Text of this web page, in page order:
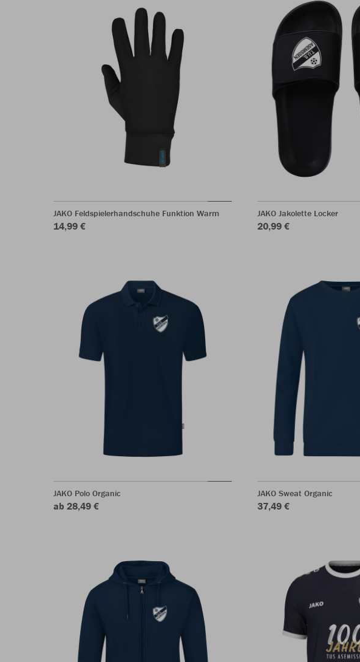
JAKO Feldspielerhandschuhe Funktion Warm
14,99 €
JAKO Jakolette Locker
20,99 €
JAKO Polo Organic
ab 28,49 €
JAKO Sweat Organic
37,49 €